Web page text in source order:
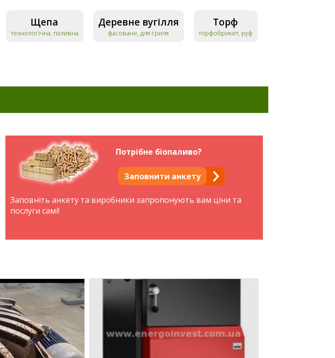
Щепа
технологічна, паливна
Деревне вугілля
фасоване, для гриля
Торф
торфобрикет, руф
Потрібне біопаливо?
Заповнити анкету
Заповніть анкету та виробники запропонують вам ціни та
послуги самі!